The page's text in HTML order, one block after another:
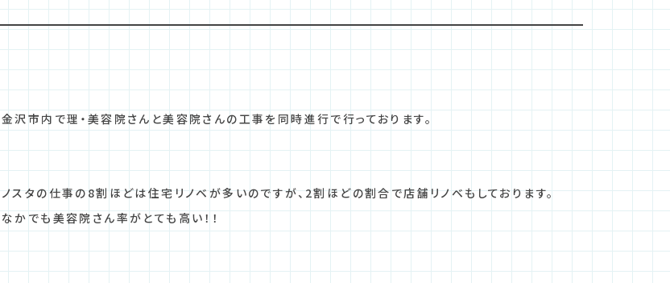
金沢市内で理・美容院さんと美容院さんの工事を同時進行で行っております。
ノスタの仕事の8割ほどは住宅リノベが多いのですが、2割ほどの割合で店舗リノベもしております。
なかでも美容院さん率がとても高い！！